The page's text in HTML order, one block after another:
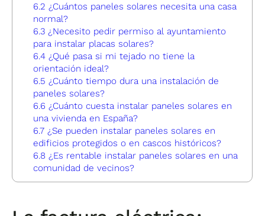
6.2 ¿Cuántos paneles solares necesita una casa
normal?
6.3 ¿Necesito pedir permiso al ayuntamiento
para instalar placas solares?
6.4 ¿Qué pasa si mi tejado no tiene la
orientación ideal?
6.5 ¿Cuánto tiempo dura una instalación de
paneles solares?
6.6 ¿Cuánto cuesta instalar paneles solares en
una vivienda en España?
6.7 ¿Se pueden instalar paneles solares en
edificios protegidos o en cascos históricos?
6.8 ¿Es rentable instalar paneles solares en una
comunidad de vecinos?